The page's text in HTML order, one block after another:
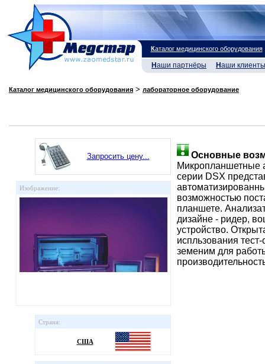
Каталог медицинского оборудования
Наши партнёры Наши клиенты
Каталог медицинского оборудования > лабораторное оборудование
Запросить цену...
Изображение:
Страна:
США
Основные
Микропланшетные
серии DSX
возможностью
планшете.
дизайне - ридер,
устройство.
испльзования
земеним для